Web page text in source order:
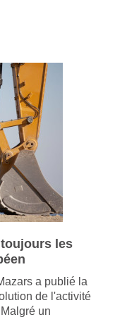
les
a publié la
de l'activité
un